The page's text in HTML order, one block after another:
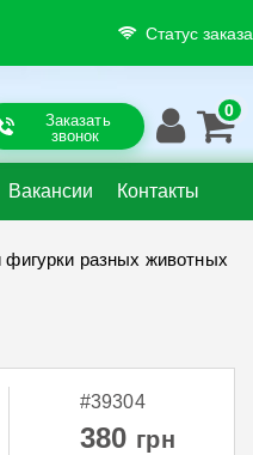
Статус заказа
Заказать
звонок
Вакансии Контакты
разных животных
#39304
380 грн